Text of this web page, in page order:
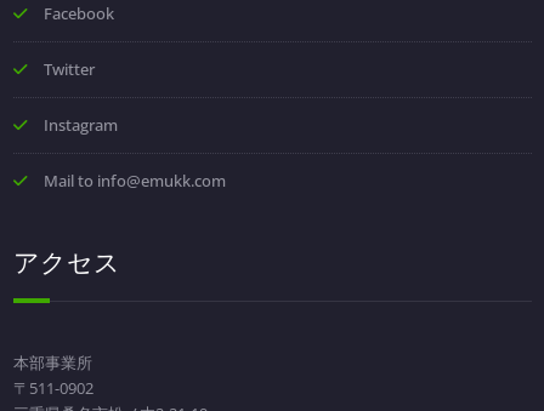
Facebook
Twitter
Instagram
Mail to info@emukk.com
アクセス
本部事業所
〒511-0902